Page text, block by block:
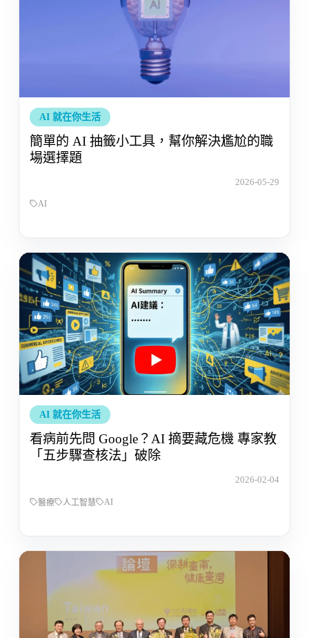
AI 就在你生活
簡單的 AI 抽籤小工具，幫你解決尷尬的職
場選擇題
2026-05-29
AI
AI 就在你生活
看病前先問 Google？AI 摘要藏危機 專家教
「五步驟查核法」破除
2026-02-04
醫療 人工智慧 AI